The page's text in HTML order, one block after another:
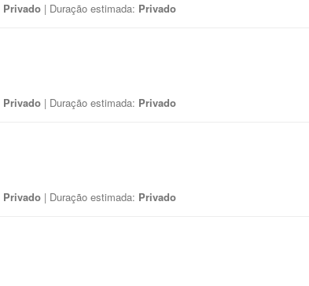
Privado | Duração estimada: Privado
Privado | Duração estimada: Privado
Privado | Duração estimada: Privado